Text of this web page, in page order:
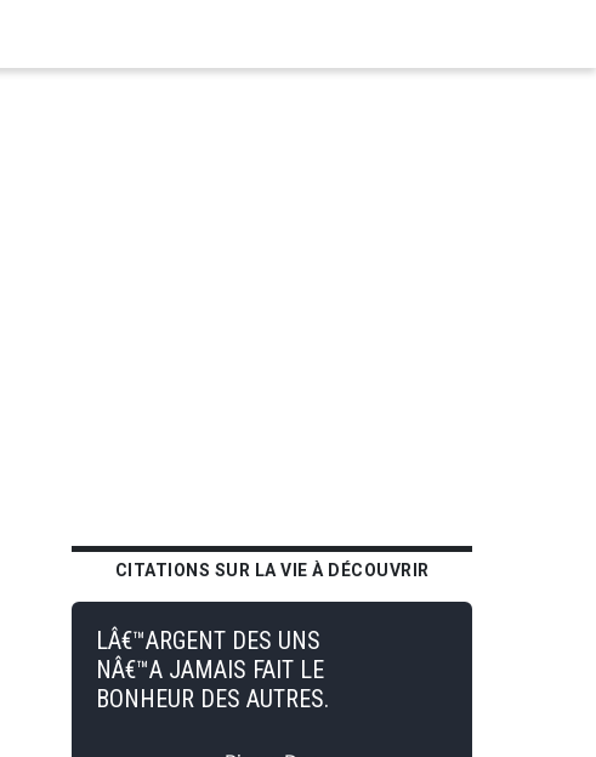
CITATIONS SUR LA VIE À DÉCOUVRIR
LÂ€™ARGENT DES UNS
NÂ€™A JAMAIS FAIT LE
BONHEUR DES AUTRES.